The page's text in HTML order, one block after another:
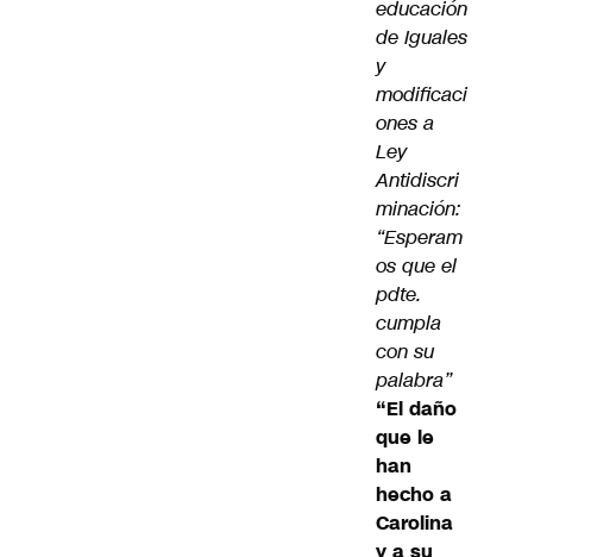
educación
de Iguales
y
modificaci
ones a
Ley
Antidiscri
minación:
“Esperam
os que el
pdte.
cumpla
con su
palabra”
“El daño
que le
han
hecho a
Carolina